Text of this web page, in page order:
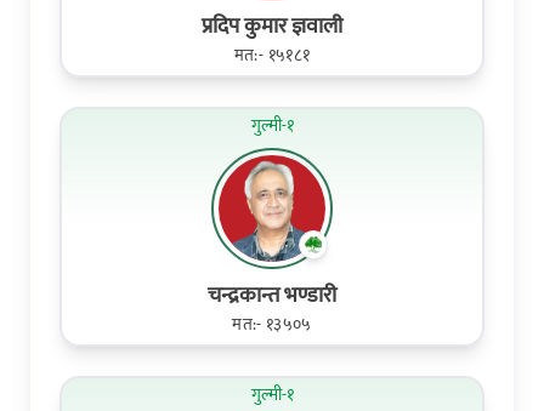
प्रदिप कुमार ज्ञवाली
मत:- १५१८१
गुल्मी-१
चन्द्रकान्त भण्डारी
मत:- १३५०५
गुल्मी-१